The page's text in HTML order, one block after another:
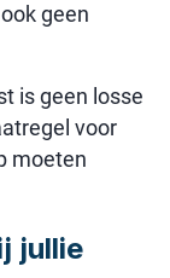
geen
is geen losse
voor
moeten
jullie